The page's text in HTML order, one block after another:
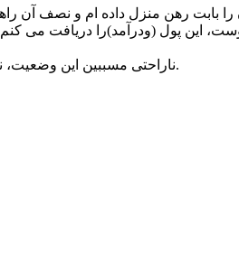
بابت رهن منزل داده ام و نصف آن راهم
این پول (ودرآمد)را دریافت می
ناراحتی مسببین این وضعیت، ناشی از همین است و برای همین هم هست که بشدت به هر نحوی در صدد بایکوت کردن من هستند.